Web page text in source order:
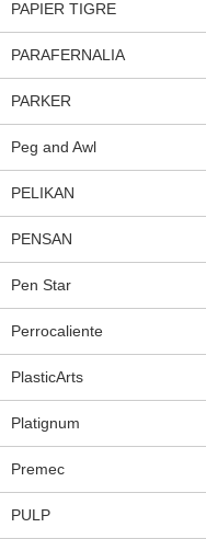
PAPIER TIGRE
PARAFERNALIA
PARKER
Peg and Awl
PELIKAN
PENSAN
Pen Star
Perrocaliente
PlasticArts
Platignum
Premec
PULP